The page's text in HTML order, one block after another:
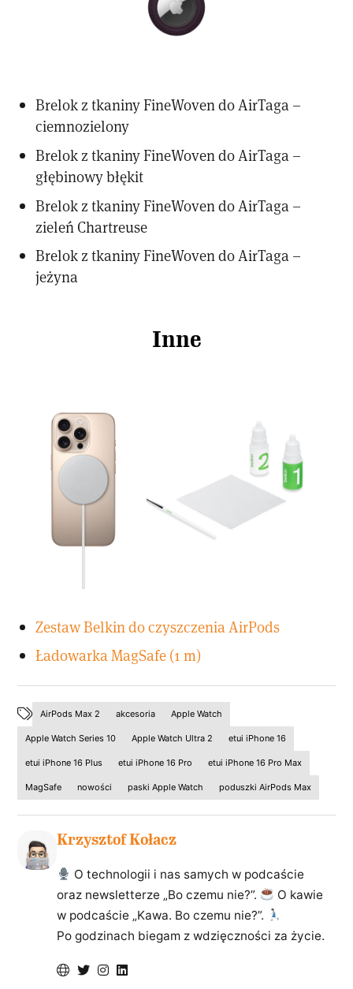
Brelok z tkaniny FineWoven do AirTaga –
ciemnozielony
Brelok z tkaniny FineWoven do AirTaga –
głębinowy błękit
Brelok z tkaniny FineWoven do AirTaga –
zieleń Chartreuse
Brelok z tkaniny FineWoven do AirTaga –
jeżyna
Inne
Zestaw Belkin do czyszczenia AirPods
Ładowarka MagSafe (1 m)
AirPods Max 2 akcesoria Apple Watch
Apple Watch Series 10 Apple Watch Ultra 2 etui iPhone 16
etui iPhone 16 Plus etui iPhone 16 Pro etui iPhone 16 Pro Max
MagSafe nowości paski Apple Watch poduszki AirPods Max
Krzysztof Kołacz
O technologii i nas samych w podcaście
oraz newsletterze „Bo czemu nie?”.
O kawie
w podcaście „Kawa. Bo czemu nie?”.
Po godzinach biegam z wdzięczności za życie.